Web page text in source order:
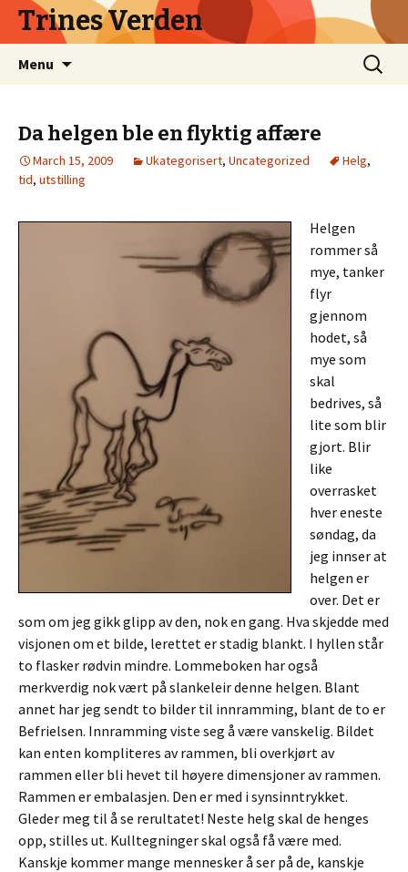
Trines Verden
Menu
Search
for:
Da helgen ble en flyktig affære
March 15, 2009 Ukategorisert, Uncategorized Helg,
tid, utstilling
Helgen
rommer så
mye, tanker
flyr
gjennom
hodet, så
mye som
skal
bedrives, så
lite som blir
gjort. Blir
like
overrasket
hver eneste
søndag, da
jeg innser at
helgen er
over. Det er
som om jeg gikk glipp av den, nok en gang. Hva skjedde med
visjonen om et bilde, lerettet er stadig blankt. I hyllen står
to flasker rødvin mindre. Lommeboken har også
merkverdig nok vært på slankeleir denne helgen. Blant
annet har jeg sendt to bilder til innramming, blant de to er
Befrielsen. Innramming viste seg å være vanskelig. Bildet
kan enten kompliteres av rammen, bli overkjørt av
rammen eller bli hevet til høyere dimensjoner av rammen.
Rammen er embalasjen. Den er med i synsinntrykket.
Gleder meg til å se rerultatet! Neste helg skal de henges
opp, stilles ut. Kulltegninger skal også få være med.
Kanskje kommer mange mennesker å ser på de, kanskje